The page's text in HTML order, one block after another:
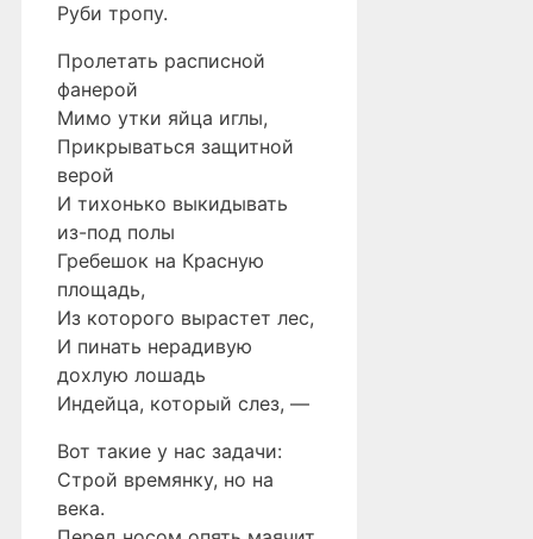
Руби тропу.
Пролетать расписной
фанерой
Мимо утки яйца иглы,
Прикрываться защитной
верой
И тихонько выкидывать
из-под полы
Гребешок на Красную
площадь,
Из которого вырастет лес,
И пинать нерадивую
дохлую лошадь
Индейца, который слез, —
Вот такие у нас задачи:
Строй времянку, но на
века.